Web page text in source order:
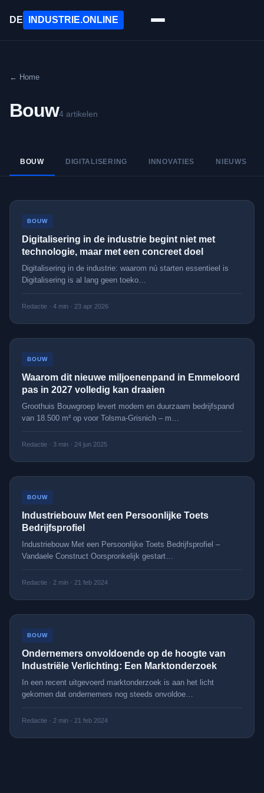
DE INDUSTRIE.ONLINE
← Home
Bouw4 artikelen
BOUW DIGITALISERING INNOVATIES NIEUWS
BOUW
Digitalisering in de industrie begint niet met
technologie, maar met een concreet doel
Digitalisering in de industrie: waarom nú starten essentieel is
Digitalisering is al lang geen toeko…
Redactie · 4 min · 23 apr 2026
BOUW
Waarom dit nieuwe miljoenenpand in Emmeloord
pas in 2027 volledig kan draaien
Groothuis Bouwgroep levert modern en duurzaam bedrijfspand
van 18.500 m² op voor Tolsma-Grisnich – m…
Redactie · 3 min · 24 jun 2025
BOUW
Industriebouw Met een Persoonlijke Toets
Bedrijfsprofiel
Industriebouw Met een Persoonlijke Toets Bedrijfsprofiel –
Vandaele Construct Oorspronkelijk gestart…
Redactie · 2 min · 21 feb 2024
BOUW
Ondernemers onvoldoende op de hoogte van
Industriële Verlichting: Een Marktonderzoek
In een recent uitgevoerd marktonderzoek is aan het licht
gekomen dat ondernemers nog steeds onvoldoe…
Redactie · 2 min · 21 feb 2024